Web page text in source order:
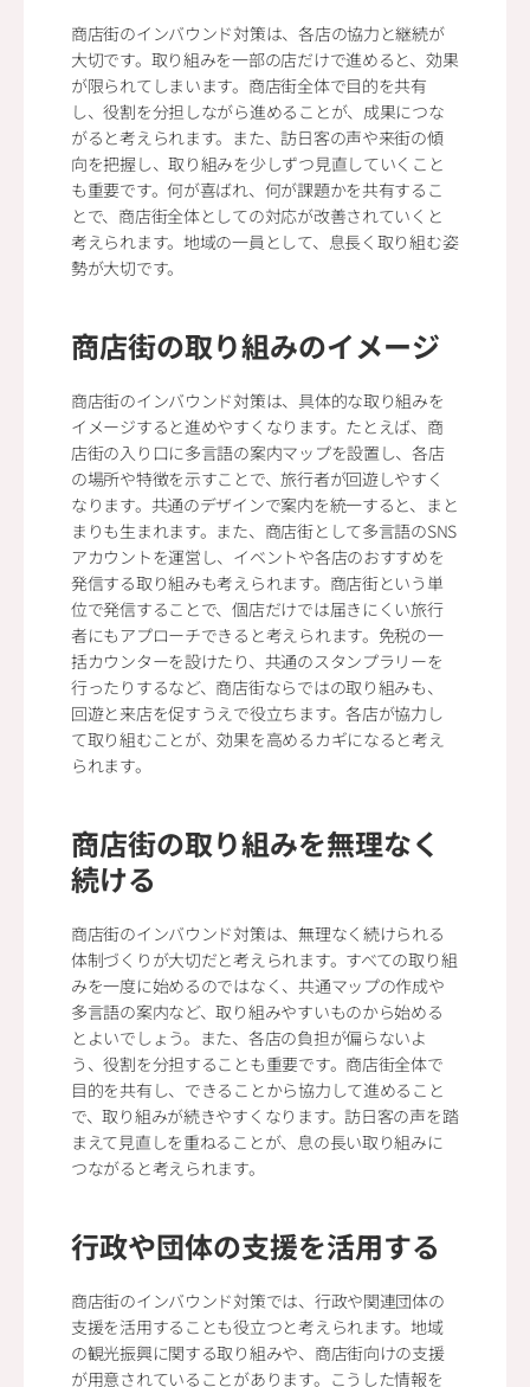
商店街のインバウンド対策は、各店の協力と継続が
大切です。取り組みを一部の店だけで進めると、効果
が限られてしまいます。商店街全体で目的を共有
し、役割を分担しながら進めることが、成果につな
がると考えられます。また、訪日客の声や来街の傾
向を把握し、取り組みを少しずつ見直していくこと
も重要です。何が喜ばれ、何が課題かを共有するこ
とで、商店街全体としての対応が改善されていくと
考えられます。地域の一員として、息長く取り組む姿
勢が大切です。
商店街の取り組みのイメージ
商店街のインバウンド対策は、具体的な取り組みを
イメージすると進めやすくなります。たとえば、商
店街の入り口に多言語の案内マップを設置し、各店
の場所や特徴を示すことで、旅行者が回遊しやすく
なります。共通のデザインで案内を統一すると、まと
まりも生まれます。また、商店街として多言語のSNS
アカウントを運営し、イベントや各店のおすすめを
発信する取り組みも考えられます。商店街という単
位で発信することで、個店だけでは届きにくい旅行
者にもアプローチできると考えられます。免税の一
括カウンターを設けたり、共通のスタンプラリーを
行ったりするなど、商店街ならではの取り組みも、
回遊と来店を促すうえで役立ちます。各店が協力し
て取り組むことが、効果を高めるカギになると考え
られます。
商店街の取り組みを無理なく
続ける
商店街のインバウンド対策は、無理なく続けられる
体制づくりが大切だと考えられます。すべての取り組
みを一度に始めるのではなく、共通マップの作成や
多言語の案内など、取り組みやすいものから始める
とよいでしょう。また、各店の負担が偏らないよ
う、役割を分担することも重要です。商店街全体で
目的を共有し、できることから協力して進めること
で、取り組みが続きやすくなります。訪日客の声を踏
まえて見直しを重ねることが、息の長い取り組みに
つながると考えられます。
行政や団体の支援を活用する
商店街のインバウンド対策では、行政や関連団体の
支援を活用することも役立つと考えられます。地域
の観光振興に関する取り組みや、商店街向けの支援
が用意されていることがあります。こうした情報を